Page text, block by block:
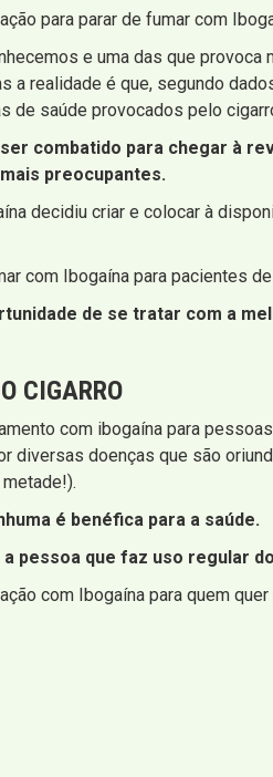
para parar de fumar com
e uma das que
a realidade é que, segundo
de saúde provocados pelo
combatido para chegar à
preocupantes.
decidiu criar e colocar à
com Ibogaína para pacientes
de se tratar com a
CIGARRO
com ibogaína para
diversas doenças que são
é benéfica para a saúde.
pessoa que faz uso regular
com Ibogaína para quem